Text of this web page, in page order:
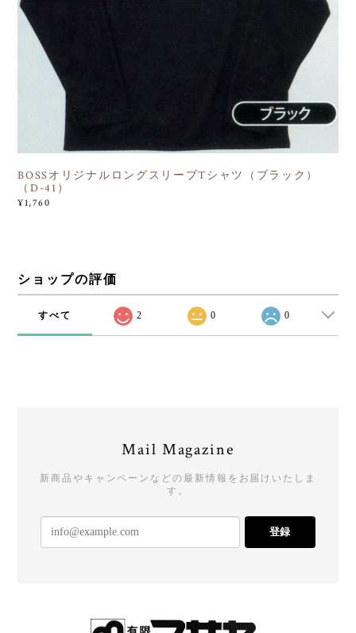
BOSSオリジナルロングスリーブTシャツ（ブラック）
（D-41）
¥1,760
ショップの評価
すべて 2 0 0
Mail Magazine
新商品やキャンペーンなどの最新情報をお届けいたしま
す。
登録